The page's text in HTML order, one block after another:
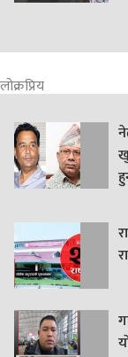
लोक्रप्रिय